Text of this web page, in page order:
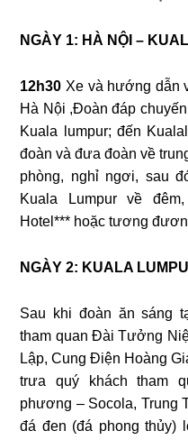
NGÀY 1: HÀ NỘI –
12h30 Xe và hướng dẫn
Hà Nội ,Đoàn đáp
Kuala lumpur; đến
đoàn và đưa đoàn về
phòng, nghỉ ngơi, sau
Kuala Lumpur về
Hotel*** hoặc tương
NGÀY 2: KUALA
Sau khi đoàn ăn sáng
tham quan Đài Tưởng
Lập, Cung Điện Hoàng
trưa quý khách tham
phương – Socola, Trung
đá đen (đá phong thủy)